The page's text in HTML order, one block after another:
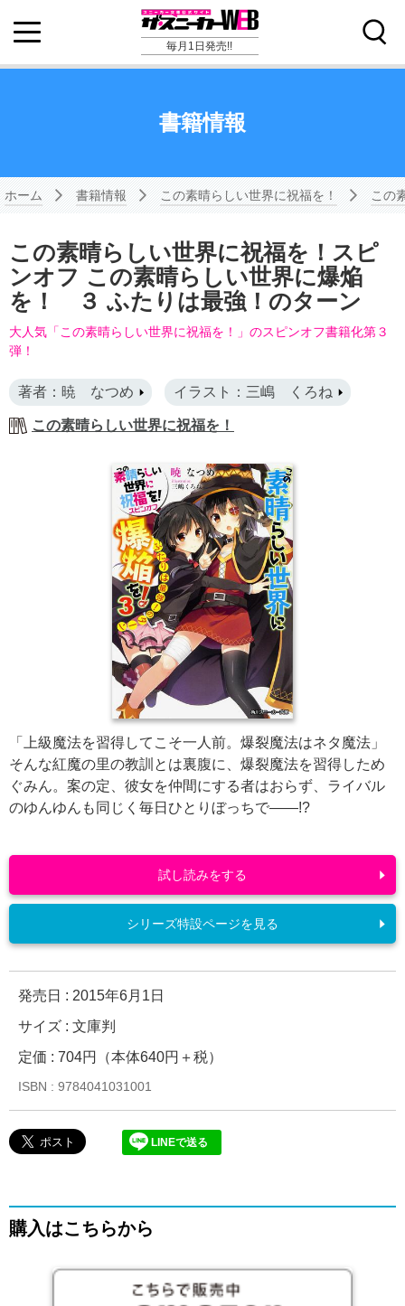
毎月1日発売!!
書籍情報
ホーム 書籍情報 この素晴らしい世界に祝福を！ この
この素晴らしい世界に祝福を！スピ
ンオフ この素晴らしい世界に爆焔
を！ ３ ふたりは最強！のターン
大人気「この素晴らしい世界に祝福を！」のスピンオフ書籍化第３
弾！
著者：暁 なつめ イラスト：三嶋 くろね
この素晴らしい世界に祝福を！
「上級魔法を習得してこそ一人前。爆裂魔法はネタ魔法」
そんな紅魔の里の教訓とは裏腹に、爆裂魔法を習得しため
ぐみん。案の定、彼女を仲間にする者はおらず、ライバル
のゆんゆんも同じく毎日ひとりぼっちで――!?
発売日 : 2015年6月1日
サイズ : 文庫判
定価 : 704円（本体640円＋税）
ISBN : 9784041031001
LINEで送る
試し読みをする
シリーズ特設ページを見る
購入はこちらから